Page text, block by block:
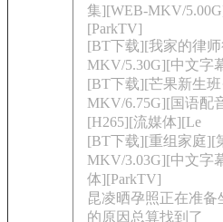
集][WEB-MKV/
[ParkTV]
[BT下载][我家的律
MKV/5.30G][中文字
[BT下载][芒果新生
MKV/6.75G][国语配
[H265][流媒体][Le
[BT下载][重组家庭][
MKV/3.03G][中文字
体][ParkTV]
昆凌晒孕照正在准
的原因总算找到了